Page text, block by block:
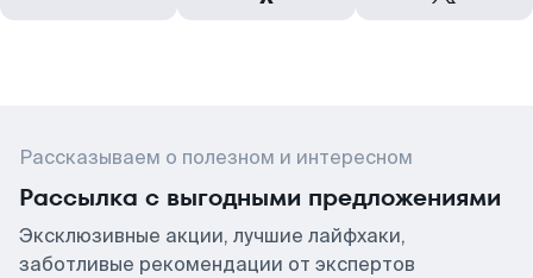
Рассказываем о полезном и интересном
Рассылка с выгодными предложениями
Эксклюзивные акции, лучшие лайфхаки,
заботливые рекомендации от экспертов